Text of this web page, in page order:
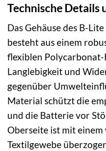
Technische
Das Gehäuse des B-
besteht aus einem
flexiblen
Langlebigkeit und
gegenüber
Material schützt die
und die Batterie vor
Oberseite ist mit
Textilgewebe